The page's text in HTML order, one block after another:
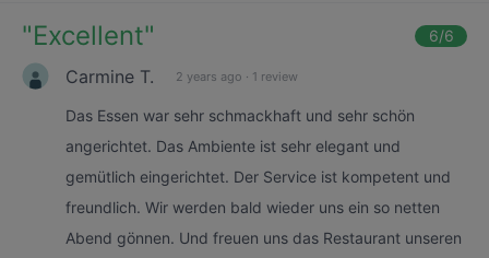
"Excellent" 6/6
Carmine T. 2 years ago · 1 review
Das Essen war sehr schmackhaft und sehr schön
angerichtet. Das Ambiente ist sehr elegant und
gemütlich eingerichtet. Der Service ist kompetent und
freundlich. Wir werden bald wieder uns ein so netten
Abend gönnen. Und freuen uns das Restaurant unseren